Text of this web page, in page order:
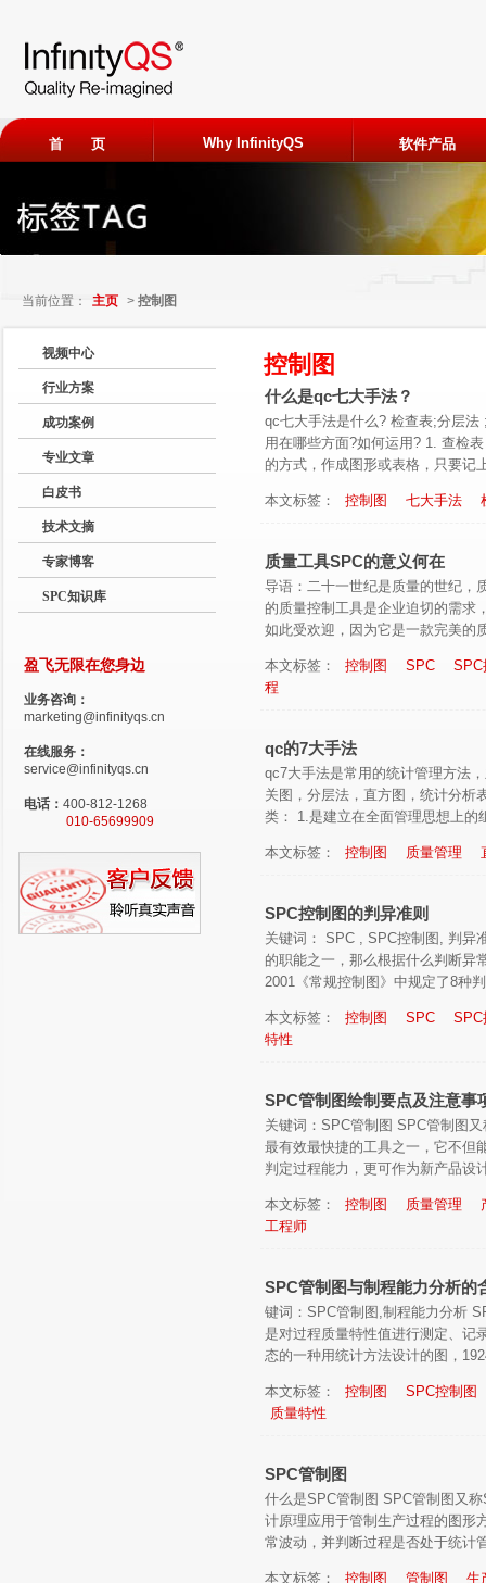
首 页 Why InfinityQS 软件产品
ProFicient
当前位置： 主页 > 控制图
视频中心
行业方案
成功案例
专业文章
白皮书
技术文摘
专家博客
SPC知识库
盈飞无限在您身边
业务咨询：
marketing@infinityqs.cn
在线服务：
service@infinityqs.cn
电话： 400-812-1268
010-65699909
控制图
什么是qc七大手法？
qc七大手法是什么? 检查表;分层
用在哪些方面?如何运用? 1. 查检
的方式，作成图形或表格，只要记
本文标签： 控制图 七大手法
质量工具SPC的意义何在
导语：二十一世纪是质量的世纪，
的质量控制工具是企业迫切的需求
如此受欢迎，因为它是一款完美的
本文标签： 控制图 SPC
程
qc的7大手法
qc7大手法是常用的统计管理方法
关图，分层法，直方图，统计分析
类： 1.是建立在全面管理思想上的
本文标签： 控制图 质量管理
SPC控制图的判异准则
关键词： SPC , SPC控制图, 判异
的职能之一，那么根据什么判断异
2001《常规控制图》中规定了8种
本文标签： 控制图 SPC
特性
SPC管制图绘制要点及注意事
关键词：SPC管制图 SPC管制图
最有效最快捷的工具之一，它不但
判定过程能力，更可作为新产品设
本文标签： 控制图 质量管理
工程师
SPC管制图与制程能力分析的
键词：SPC管制图,制程能力分析
是对过程质量特性值进行测定、记
态的一种用统计方法设计的图，
本文标签： 控制图
SPC控制图
质量特性
SPC管制图
什么是SPC管制图 SPC管制图又
计原理应用于管制生产过程的图形
常波动，并判断过程是否处于统计
本文标签： 控制图 管制图 生